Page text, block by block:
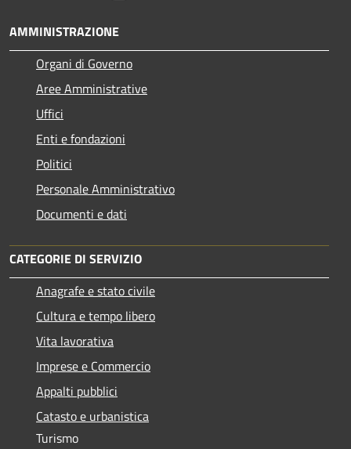
AMMINISTRAZIONE
Organi di Governo
Aree Amministrative
Uffici
Enti e fondazioni
Politici
Personale Amministrativo
Documenti e dati
CATEGORIE DI SERVIZIO
Anagrafe e stato civile
Cultura e tempo libero
Vita lavorativa
Imprese e Commercio
Appalti pubblici
Catasto e urbanistica
Turismo